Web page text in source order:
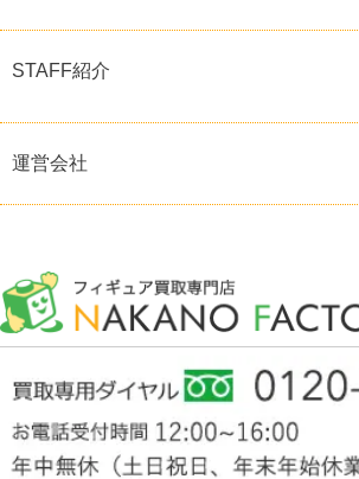
STAFF紹介
運営会社